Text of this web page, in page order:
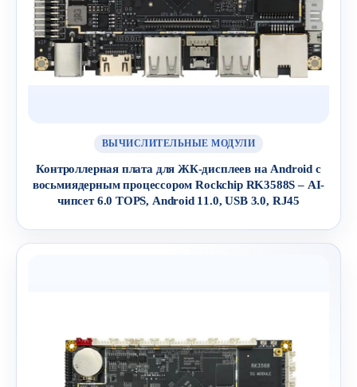
ВЫЧИСЛИТЕЛЬНЫЕ МОДУЛИ
Контроллерная плата для ЖК-дисплеев на Android с
восьмиядерным процессором Rockchip RK3588S – AI-
чипсет 6.0 TOPS, Android 11.0, USB 3.0, RJ45